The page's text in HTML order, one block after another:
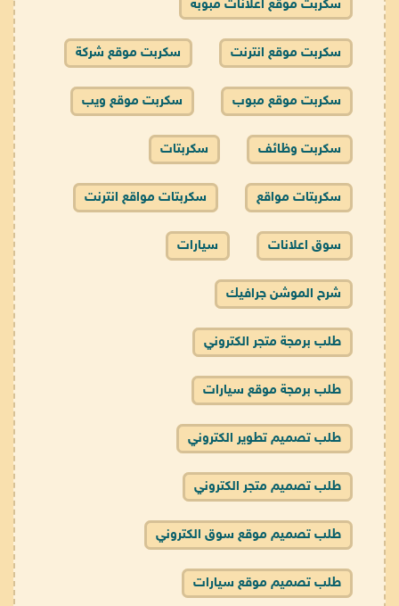
سكربت موقع اعلانات مبوبة
سكربت موقع انترنت سكربت موقع شركة
سكربت موقع مبوب سكربت موقع ويب
سكربت وظائف سكربتات
سكربتات مواقع سكربتات مواقع انترنت
سوق اعلانات سيارات
شرح الموشن جرافيك
طلب برمجة متجر الكتروني
طلب برمجة موقع سيارات
طلب تصميم تطوير الكتروني
طلب تصميم متجر الكتروني
طلب تصميم موقع سوق الكتروني
طلب تصميم موقع سيارات